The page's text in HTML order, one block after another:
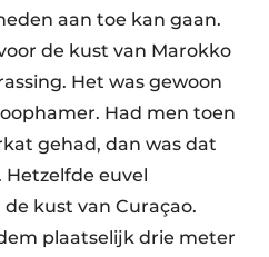
aan toe kan gaan.
de kust van Marokko
Het was gewoon
Had men toen
gehad, dan was dat
Hetzelfde euvel
kust van Curaçao.
plaatselijk drie meter